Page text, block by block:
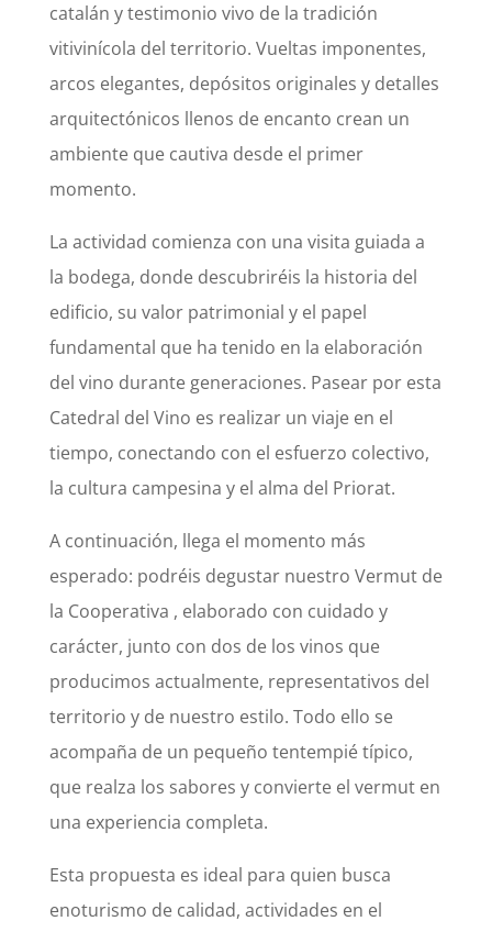
catalán y testimonio vivo de la tradición
vitivinícola del territorio. Vueltas imponentes,
arcos elegantes, depósitos originales y detalles
arquitectónicos llenos de encanto crean un
ambiente que cautiva desde el primer
momento.
La actividad comienza con una visita guiada a
la bodega, donde descubriréis la historia del
edificio, su valor patrimonial y el papel
fundamental que ha tenido en la elaboración
del vino durante generaciones. Pasear por esta
Catedral del Vino es realizar un viaje en el
tiempo, conectando con el esfuerzo colectivo,
la cultura campesina y el alma del Priorat.
A continuación, llega el momento más
esperado: podréis degustar nuestro Vermut de
la Cooperativa , elaborado con cuidado y
carácter, junto con dos de los vinos que
producimos actualmente, representativos del
territorio y de nuestro estilo. Todo ello se
acompaña de un pequeño tentempié típico,
que realza los sabores y convierte el vermut en
una experiencia completa.
Esta propuesta es ideal para quien busca
enoturismo de calidad, actividades en el